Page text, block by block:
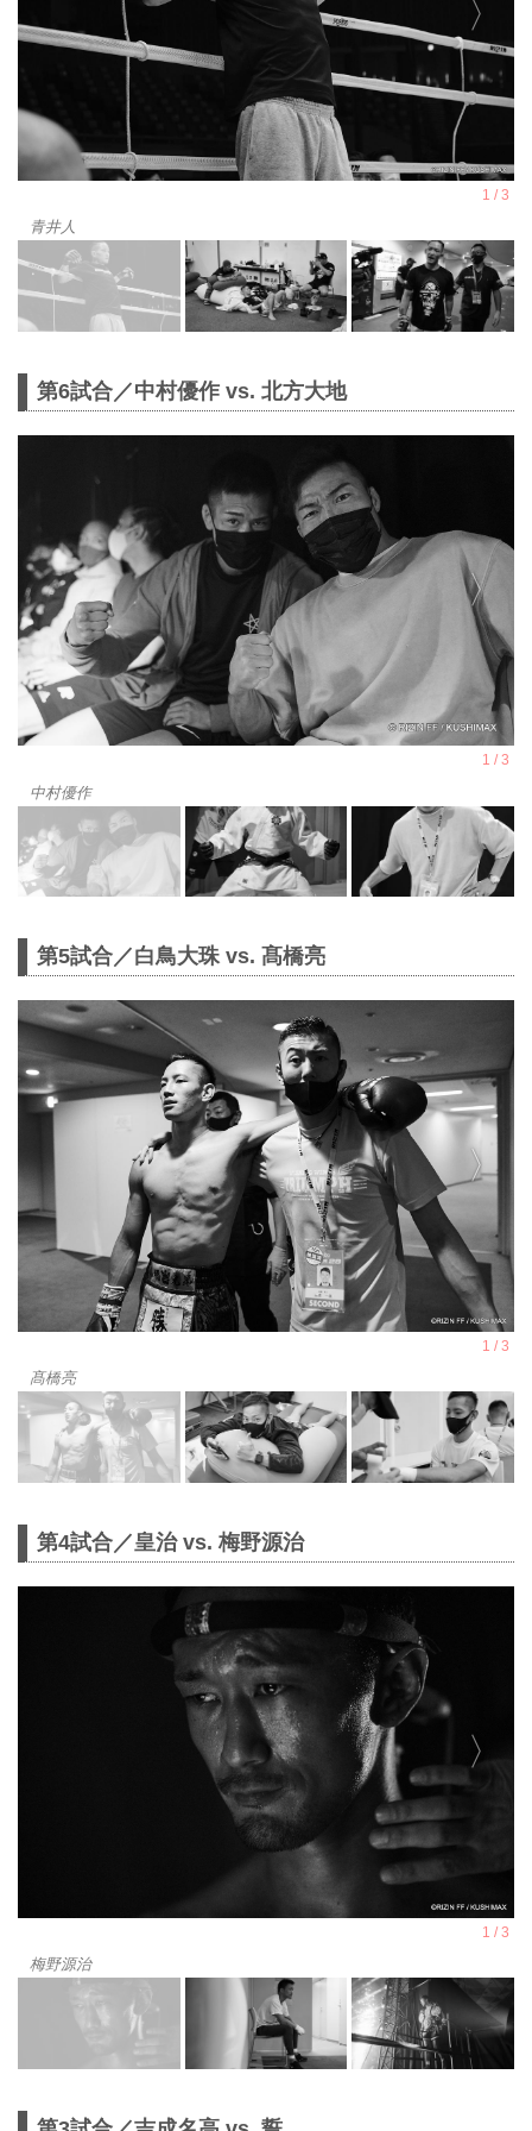
青井人
第6試合／中村優作 vs. 北方大地
中村優作
第5試合／白鳥大珠 vs. 髙橋亮
髙橋亮
第4試合／皇治 vs. 梅野源治
梅野源治